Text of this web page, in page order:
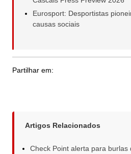
Eurosport: Desportistas
causas sociais
Partilhar em:
Artigos Relacionados
Check Point alerta para burlas